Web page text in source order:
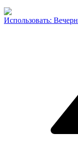
Использовать: